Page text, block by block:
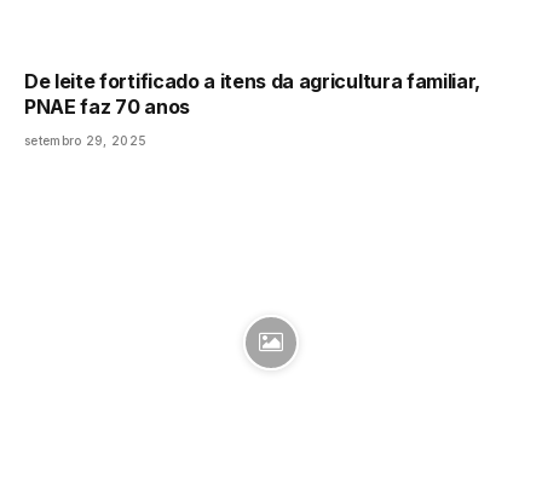
De leite fortificado a itens da agricultura familiar,
PNAE faz 70 anos
setembro 29, 2025